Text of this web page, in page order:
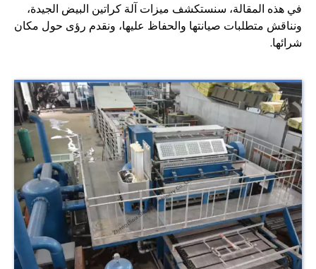
في هذه المقالة، سنستكشف ميزات آلة كراتين البيض الجيدة،
ونناقش متطلبات صيانتها والحفاظ عليها، ونقدم رؤى حول مكان
شرائها.